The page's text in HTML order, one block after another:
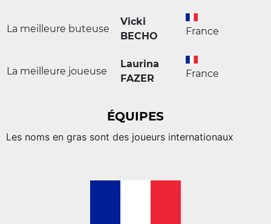
La meilleure buteuse
Vicki
BECHO
France
La meilleure joueuse
Laurina
FAZER
France
ÉQUIPES
Les noms en gras sont des joueurs internationaux